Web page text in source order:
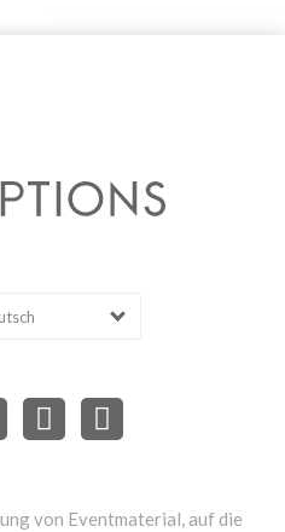
von Eventmaterial, auf die